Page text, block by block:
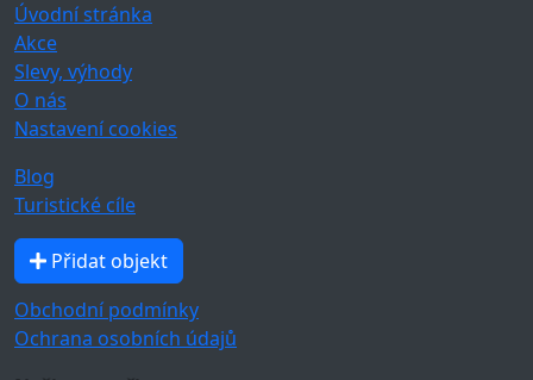
Úvodní stránka
Akce
Slevy, výhody
O nás
Nastavení cookies
Blog
Turistické cíle
Přidat objekt
Obchodní podmínky
Ochrana osobních údajů